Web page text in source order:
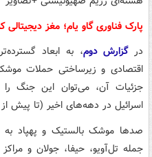
پارک فناوری گاو یام؛ مغز
درگزارش دوم
اقتصادی و زیرساختی حملات
جزئیات آن، می‌توان این جنگ را
اسرائیل در دهه‌های اخیر (تا پیش از جنگ ۴۰ روزه)
صدها موشک بالستیک و پهپاد به
جمله تل‌آویو، حیفا، جولان و